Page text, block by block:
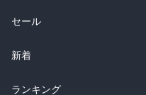
総合
ラノベ
雑誌・グラビア
セール
総合
ラノベ
新着
総合
ランキング